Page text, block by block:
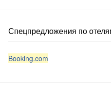
Спецпредложения по
Booking.com